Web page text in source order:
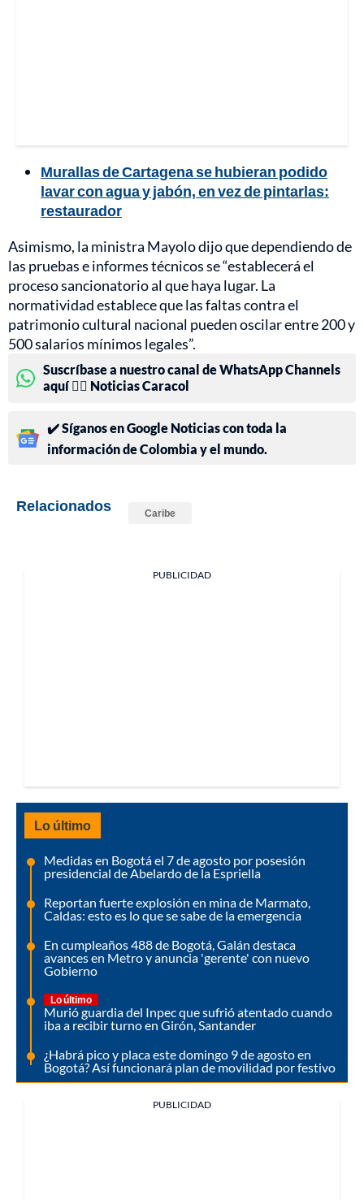
Murallas de Cartagena se hubieran podido
lavar con agua y jabón, en vez de pintarlas:
restaurador
Asimismo, la ministra Mayolo dijo que dependiendo de
las pruebas e informes técnicos se “establecerá el
proceso sancionatorio al que haya lugar. La
normatividad establece que las faltas contra el
patrimonio cultural nacional pueden oscilar entre 200 y
500 salarios mínimos legales”.
Suscríbase a nuestro canal de WhatsApp Channels
aquí 👉🏻 Noticias Caracol
✔️ Síganos en Google Noticias con toda la
información de Colombia y el mundo.
Relacionados Caribe
PUBLICIDAD
Lo último
Medidas en Bogotá el 7 de agosto por posesión
presidencial de Abelardo de la Espriella
Reportan fuerte explosión en mina de Marmato,
Caldas: esto es lo que se sabe de la emergencia
En cumpleaños 488 de Bogotá, Galán destaca
avances en Metro y anuncia 'gerente' con nuevo
Gobierno
Lo último
Murió guardia del Inpec que sufrió atentado cuando
iba a recibir turno en Girón, Santander
¿Habrá pico y placa este domingo 9 de agosto en
Bogotá? Así funcionará plan de movilidad por festivo
PUBLICIDAD